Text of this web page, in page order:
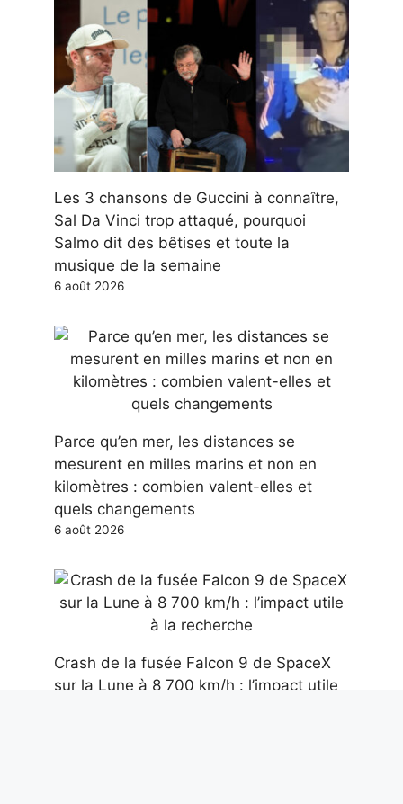
Les 3 chansons de Guccini à connaître,
Sal Da Vinci trop attaqué, pourquoi
Salmo dit des bêtises et toute la
musique de la semaine
6 août 2026
Parce qu’en mer, les distances se
mesurent en milles marins et non en
kilomètres : combien valent-elles et
quels changements
6 août 2026
Crash de la fusée Falcon 9 de SpaceX
sur la Lune à 8 700 km/h : l’impact utile